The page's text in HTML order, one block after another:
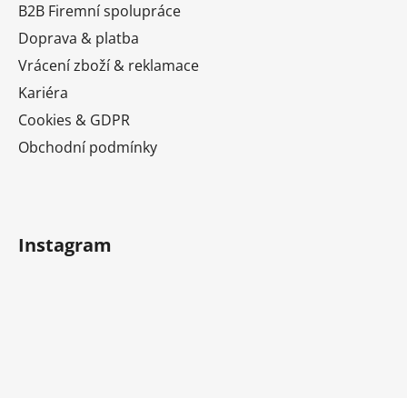
B2B Firemní spolupráce
Doprava & platba
Vrácení zboží & reklamace
Kariéra
Cookies & GDPR
Obchodní podmínky
Instagram